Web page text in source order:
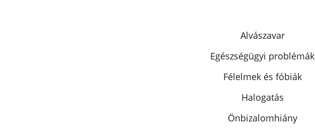
Alvászavar
Egészségügyi problémák
Félelmek és fóbiák
Halogatás
Önbizalomhiány